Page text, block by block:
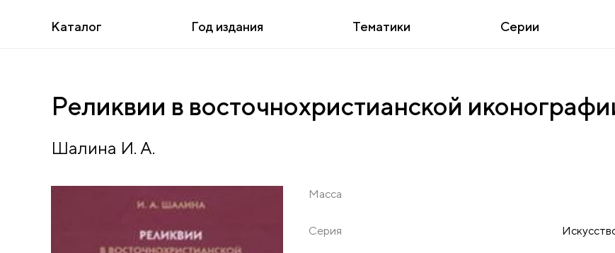
Каталог Год издания Тематики Серии
Реликвии в восточнохристианской
Шалина И. А.
Масса
Серия